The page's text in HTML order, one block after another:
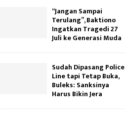
“Jangan Sampai
Terulang”, Baktiono
Ingatkan Tragedi 27
Juli ke Generasi Muda
Sudah Dipasang Police
Line tapi Tetap Buka,
Buleks: Sanksinya
Harus Bikin Jera